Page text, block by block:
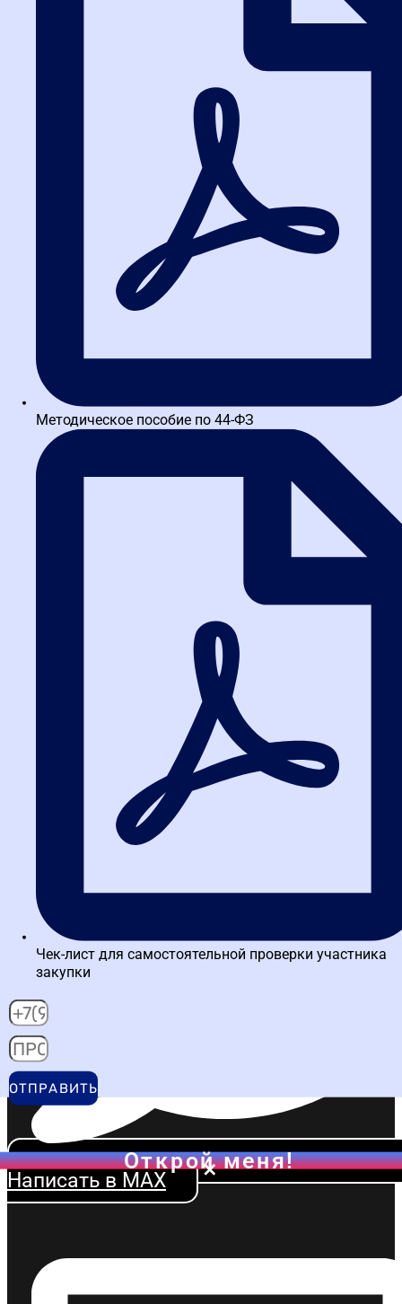
Методическое пособие по 44-ФЗ
Чек-лист для самостоятельной проверки участника
закупки
ОТПРАВИТЬ
Открой меня!
Написать в WA
Написать в MAX